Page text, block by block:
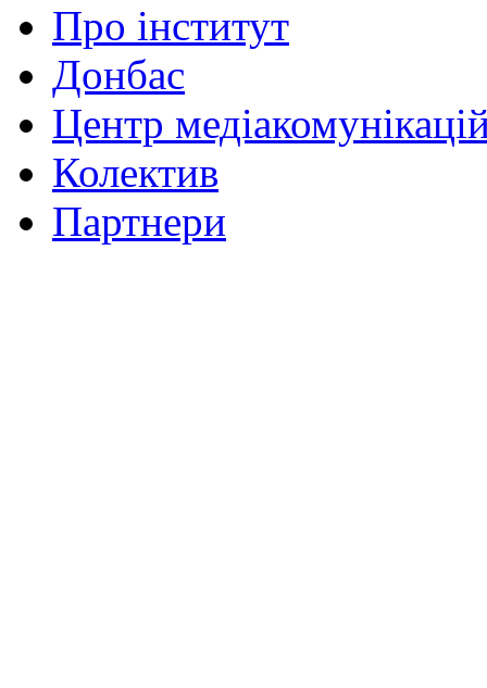
Про інститут
Донбас
Центр
Колектив
Партнери